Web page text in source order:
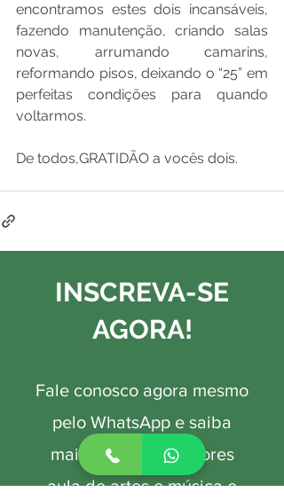
encontramos estes dois incansáveis,
fazendo manutenção, criando salas
novas, arrumando camarins,
reformando pisos, deixando o “25” em
perfeitas condições para quando
voltarmos.
De todos,GRATIDÃO a vocês dois.
INSCREVA-SE
AGORA!
Fale conosco agora mesmo
pelo WhatsApp e saiba
mais sobre as melhores
aula de artes e música e